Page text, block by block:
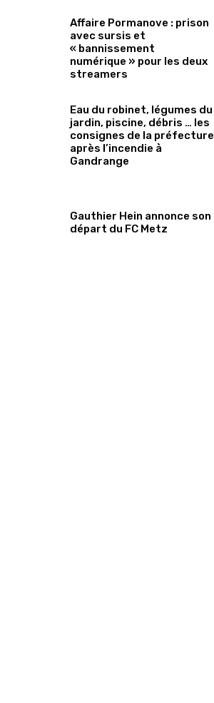
Affaire Pormanove : prison
avec sursis et
« bannissement
numérique » pour les deux
streamers
Eau du robinet, légumes du
jardin, piscine, débris … les
consignes de la préfecture
après l’incendie à
Gandrange
Gauthier Hein annonce son
départ du FC Metz